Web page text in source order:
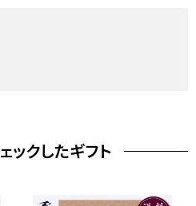
ックしたギフト